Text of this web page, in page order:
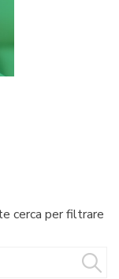
cerca per filtrare